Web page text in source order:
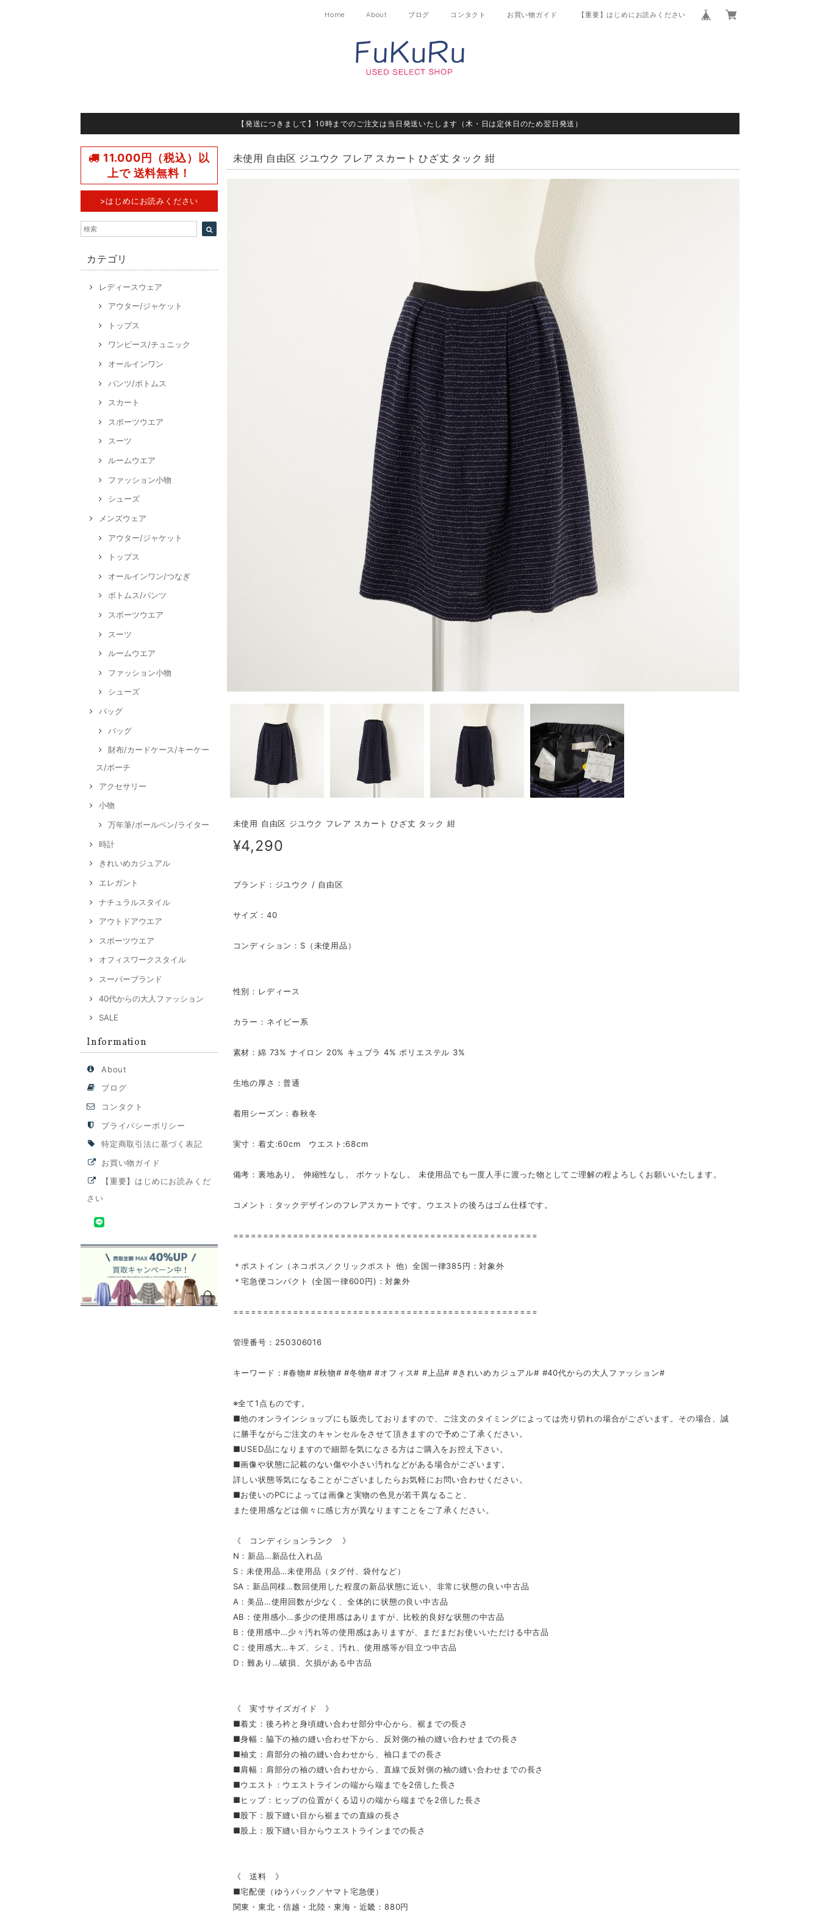
Home About ブログ コンタクト お買い物ガイド 【重要】はじめにお読みください
【発送につきまして】10時までのご注文は当日発送いたします（木・日は定休日のため翌日発送）
11.000円（税込）以
上で 送料無料！
>はじめにお読みください
カテゴリ
レディースウェア
アウター/ジャケット
トップス
ワンピース/チュニック
オールインワン
パンツ/ボトムス
スカート
スポーツウエア
スーツ
ルームウエア
ファッション小物
シューズ
メンズウェア
アウター/ジャケット
トップス
オールインワン/つなぎ
ボトムス/パンツ
スポーツウエア
スーツ
ルームウエア
ファッション小物
シューズ
バッグ
バッグ
財布/カードケース/キーケー
ス/ポーチ
アクセサリー
小物
万年筆/ボールペン/ライター
時計
きれいめカジュアル
エレガント
ナチュラルスタイル
アウトドアウエア
スポーツウエア
オフィスワークスタイル
スーパーブランド
40代からの大人ファッション
SALE
Information
About
ブログ
コンタクト
プライバシーポリシー
特定商取引法に基づく表記
お買い物ガイド
【重要】はじめにお読みくだ
さい
未使用 自由区 ジユウク フレア スカート ひざ丈 タック 紺
未使用 自由区 ジユウク フレア スカート ひざ丈 タック 紺
¥4,290
ブランド：ジユウク / 自由区
サイズ：40
コンディション：S（未使用品）
性別：レディース
カラー：ネイビー系
素材：綿 73% ナイロン 20% キュプラ 4% ポリエステル 3%
生地の厚さ：普通
着用シーズン：春秋冬
実寸：着丈:60cm ウエスト:68cm
備考：裏地あり。 伸縮性なし。 ポケットなし。 未使用品でも一度人手に渡った物としてご理解の程よろしくお願いいたします。
コメント：タックデザインのフレアスカートです。ウエストの後ろはゴム仕様です。
===================================================
＊ポストイン（ネコポス／クリックポスト 他）全国一律385円：対象外
＊宅急便コンパクト (全国一律600円)：対象外
===================================================
管理番号：250306016
キーワード：#春物# #秋物# #冬物# #オフィス# #上品# #きれいめカジュアル# #40代からの大人ファッション#
※全て1点ものです。
■他のオンラインショップにも販売しておりますので、ご注文のタイミングによっては売り切れの場合がございます。その場合、誠
に勝手ながらご注文のキャンセルをさせて頂きますので予めご了承ください。
■USED品になりますので細部を気になさる方はご購入をお控え下さい。
■画像や状態に記載のない傷や小さい汚れなどがある場合がございます。
詳しい状態等気になることがございましたらお気軽にお問い合わせください。
■お使いのPCによっては画像と実物の色見が若干異なること、
また使用感などは個々に感じ方が異なりますことをご了承ください。
《 コンディションランク 》
N：新品…新品仕入れ品
S：未使用品…未使用品（タグ付、袋付など）
SA：新品同様…数回使用した程度の新品状態に近い、非常に状態の良い中古品
A：美品…使用回数が少なく、全体的に状態の良い中古品
AB：使用感小…多少の使用感はありますが、比較的良好な状態の中古品
B：使用感中…少々汚れ等の使用感はありますが、まだまだお使いいただける中古品
C：使用感大…キズ、シミ、汚れ、使用感等が目立つ中古品
D：難あり…破損、欠損がある中古品
《 実寸サイズガイド 》
■着丈：後ろ衿と身頃縫い合わせ部分中心から、裾までの長さ
■身幅：脇下の袖の縫い合わせ下から、反対側の袖の縫い合わせまでの長さ
■袖丈：肩部分の袖の縫い合わせから、袖口までの長さ
■肩幅：肩部分の袖の縫い合わせから、直線で反対側の袖の縫い合わせまでの長さ
■ウエスト：ウエストラインの端から端までを2倍した長さ
■ヒップ：ヒップの位置がくる辺りの端から端までを2倍した長さ
■股下：股下縫い目から裾までの直線の長さ
■股上：股下縫い目からウエストラインまでの長さ
《 送料 》
■宅配便（ゆうパック／ヤマト宅急便）
関東・東北・信越・北陸・東海・近畿：880円